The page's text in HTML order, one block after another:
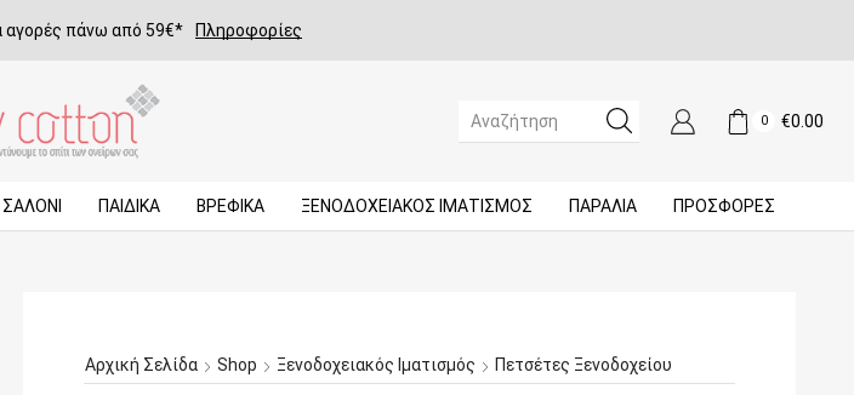
πάνω από 59€* Πληροφορίες
SEARCH
0 €0.00
ΣΑΛΌΝΙ ΠΑΙΔΙΚΆ ΒΡΕΦΙΚΆ ΞΕΝΟΔΟΧΕΙΑΚΌΣ ΙΜΑΤΙΣΜΌΣ ΠΑΡΑΛΙΑ ΠΡΟΣΦΟΡΈΣ
Αρχική Σελίδα Shop Ξενοδοχειακός Ιματισμός Πετσέτες Ξενοδοχείου